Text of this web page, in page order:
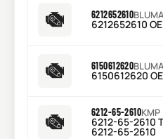
6212652610
6212652610
6150612620
6150612620
6212-65-2610KMP
6212-65-2610
6212-65-2610